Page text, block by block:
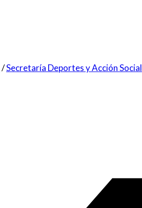
/Secretaría Deportes y Acción Social